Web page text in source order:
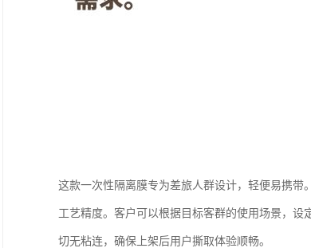
这款一次性隔离膜专为差旅人群设计，轻便易携
工艺精度。客户可以根据目标客群的使用场景，
切无粘连，确保上架后用户撕取体验顺畅。